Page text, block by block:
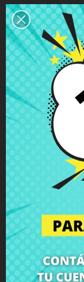
Bisagra
G40-45
con tornillos
CompraBisagra